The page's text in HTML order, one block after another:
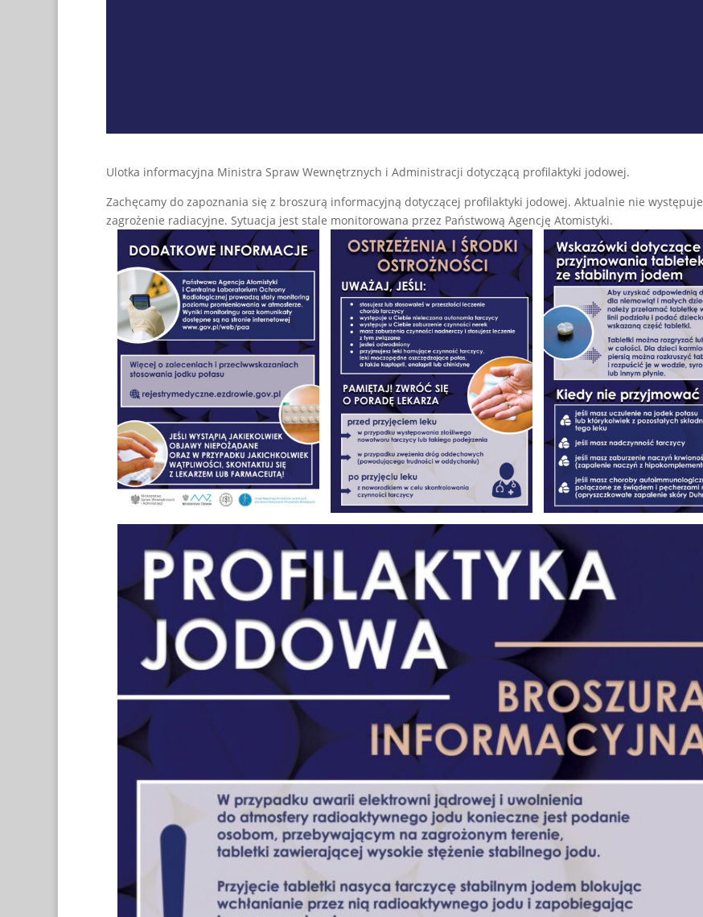
Ulotka informacyjna Ministra Spraw Wewnętrznych i Administracji dotyczącą profilaktyki jodowej.
Zachęcamy do zapoznania się z broszurą informacyjną dotyczącej profilaktyki jodowej. Aktualnie nie występuje
zagrożenie radiacyjne. Sytuacja jest stale monitorowana przez Państwową Agencję Atomistyki.